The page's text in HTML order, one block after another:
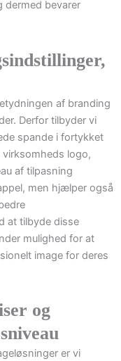
dermed bevarer
af branding
Derfor tilbyder vi
spande i fortykket
virksomheds logo,
af tilpasning
men hjælper også
at tilbyde disse
mulighed for at
image for deres
og
er vi